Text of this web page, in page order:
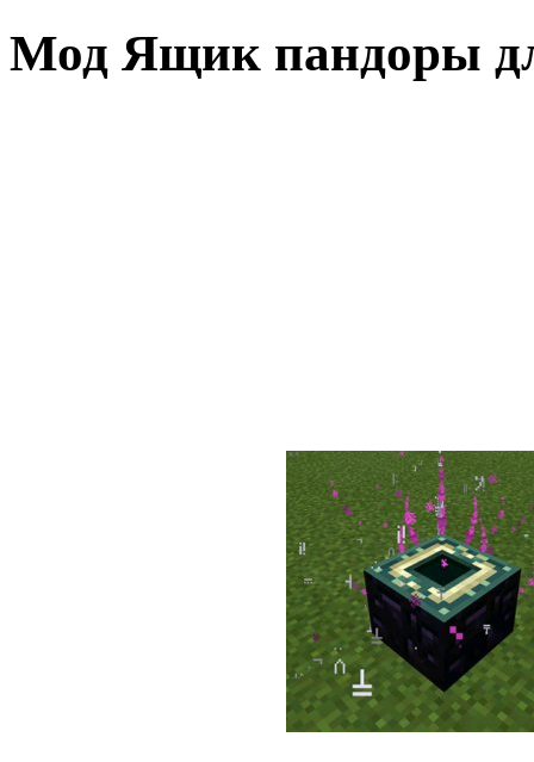
Мод Ящик пандоры